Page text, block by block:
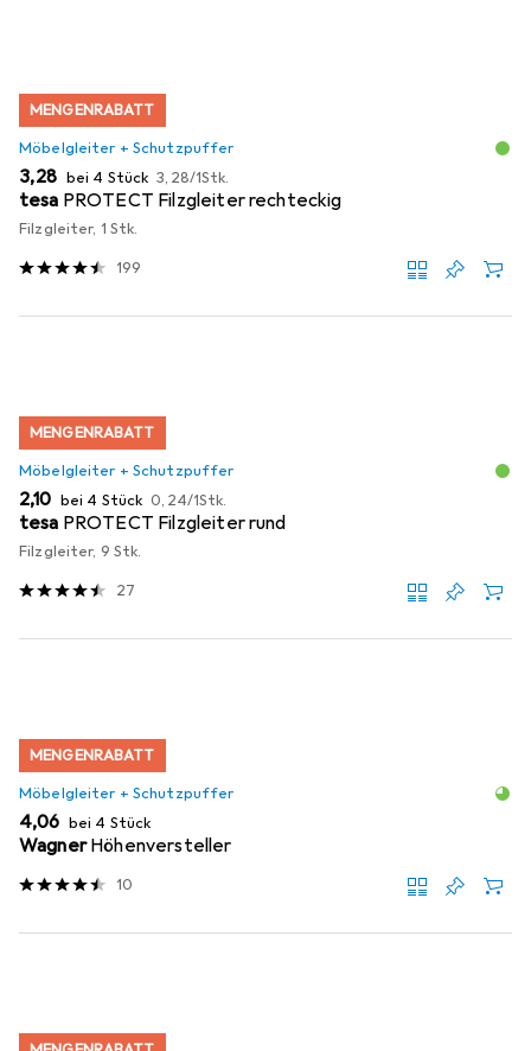
MENGENRABATT
Möbelgleiter + Schutzpuffer
EUR
3,28 bei 4 Stück EUR
3,28/1Stk.
tesa PROTECT Filzgleiter rechteckig
Filzgleiter, 1 Stk.
199
MENGENRABATT
Möbelgleiter + Schutzpuffer
EUR
2,10 bei 4 Stück EUR
0,24/1Stk.
tesa PROTECT Filzgleiter rund
Filzgleiter, 9 Stk.
27
MENGENRABATT
Möbelgleiter + Schutzpuffer
EUR
4,06 bei 4 Stück
Wagner Höhenversteller
10